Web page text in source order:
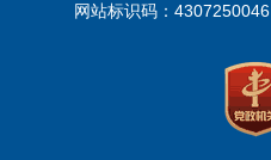
网站标识码：4307250046